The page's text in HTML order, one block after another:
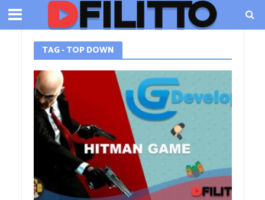
TAG - TOP DOWN